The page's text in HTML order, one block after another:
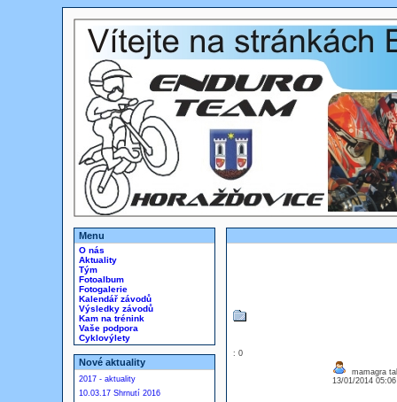
Menu
O nás
Aktuality
Tým
Fotoalbum
Fotogalerie
Kalendář závodů
Výsledky závodů
Kam na trénink
Vaše podpora
Cyklovýlety
Nové aktuality
2017 - aktuality
10.03.17 Shrnutí 2016
: 0
mamagra
13/01/2014